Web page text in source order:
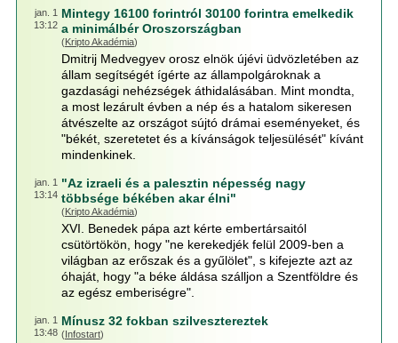
jan. 1
13:12
Mintegy 16100 forintról 30100 forintra emelkedik
a minimálbér Oroszországban
(Kripto Akadémia)
Dmitrij Medvegyev orosz elnök újévi üdvözletében az
állam segítségét ígérte az állampolgároknak a
gazdasági nehézségek áthidalásában. Mint mondta,
a most lezárult évben a nép és a hatalom sikeresen
átvészelte az országot sújtó drámai eseményeket, és
"békét, szeretetet és a kívánságok teljesülését" kívánt
mindenkinek.
jan. 1
13:14
"Az izraeli és a palesztin népesség nagy
többsége békében akar élni"
(Kripto Akadémia)
XVI. Benedek pápa azt kérte embertársaitól
csütörtökön, hogy "ne kerekedjék felül 2009-ben a
világban az erőszak és a gyűlölet", s kifejezte azt az
óhaját, hogy "a béke áldása szálljon a Szentföldre és
az egész emberiségre".
jan. 1
13:48
Mínusz 32 fokban szilvesztereztek
(Infostart)